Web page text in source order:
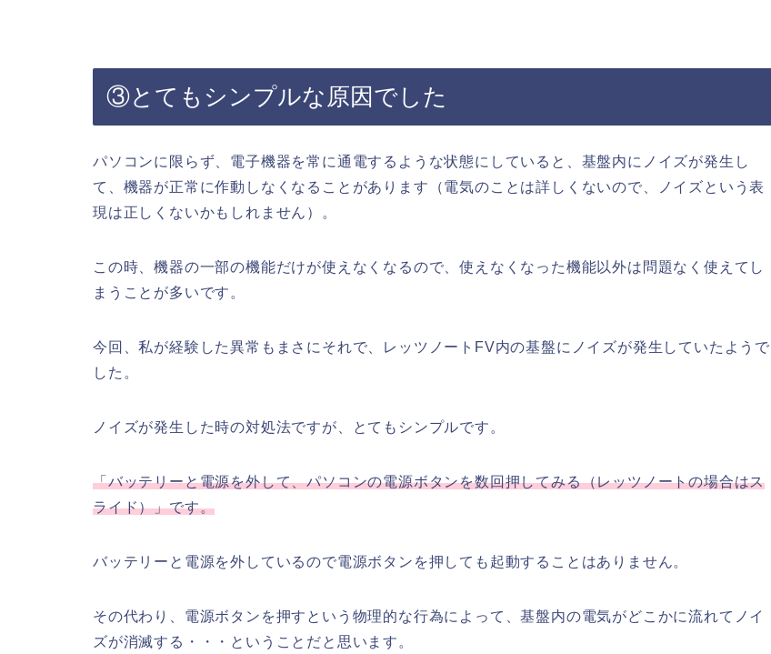
③とてもシンプルな原因でした
パソコンに限らず、電子機器を常に通電するような状態にしていると、基盤内にノイズが発生し
て、機器が正常に作動しなくなることがあります（電気のことは詳しくないので、ノイズという表
現は正しくないかもしれません）。
この時、機器の一部の機能だけが使えなくなるので、使えなくなった機能以外は問題なく使えてし
まうことが多いです。
今回、私が経験した異常もまさにそれで、レッツノートFV内の基盤にノイズが発生していたようで
した。
ノイズが発生した時の対処法ですが、とてもシンプルです。
「バッテリーと電源を外して、パソコンの電源ボタンを数回押してみる（レッツノートの場合はス
ライド）」です。
バッテリーと電源を外しているので電源ボタンを押しても起動することはありません。
その代わり、電源ボタンを押すという物理的な行為によって、基盤内の電気がどこかに流れてノイ
ズが消滅する・・・ということだと思います。